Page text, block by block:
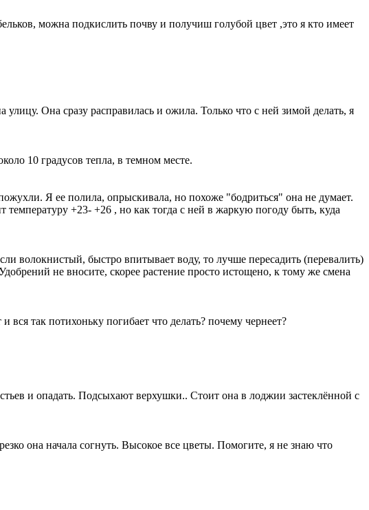
можна подкислить почву и получиш голубой цвет ,это я кто имеет
Она сразу расправилась и ожила. Только что с ней зимой делать, я
10 градусов тепла, в темном месте.
Я ее полила, опрыскивала, но похоже "бодриться" она не думает.
+23- +26 , но как тогда с ней в жаркую погоду быть, куда
волокнистый, быстро впитывает воду, то лучше пересадить (перевалить)
не вносите, скорее растение просто истощено, к тому же смена
вся так потихоньку погибает что делать? почему чернеет?
и опадать. Подсыхают верхушки.. Стоит она в лоджии застеклённой с
она начала согнуть. Высокое все цветы. Помогите, я не знаю что